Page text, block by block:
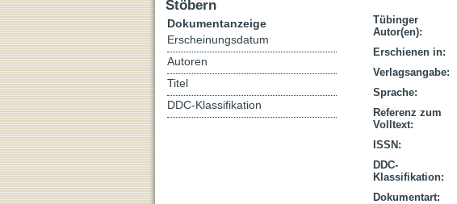
Tübinger
Autor(en):
Erschienen in:
Verlagsangabe:
Sprache:
Referenz zum
Volltext:
ISSN:
DDC-
Klassifikation:
Dokumentart:
Stöbern
Dokumentanzeige
Erscheinungsdatum
Autoren
Titel
DDC-Klassifikation